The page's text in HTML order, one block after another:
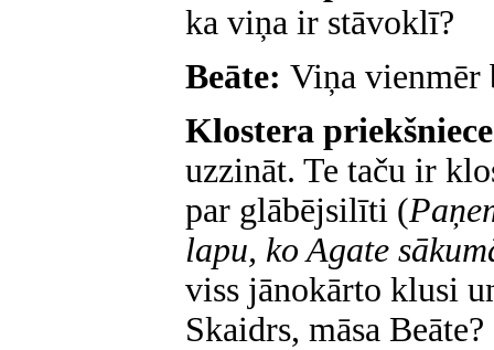
ka viņa ir stāvoklī?
Beāte: Viņa
Klostera
uzzināt. Te taču ir
par glābējsilīti (
lapu, ko Agate
viss jānokārto klusi
Skaidrs, māsa Beāte?